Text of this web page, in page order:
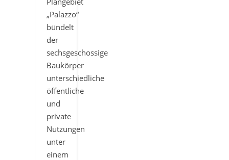
„Palazzo“
bündelt
der
sechsgeschossige
Baukörper
unterschiedliche
öffentliche
und
private
Nutzungen
unter
einem